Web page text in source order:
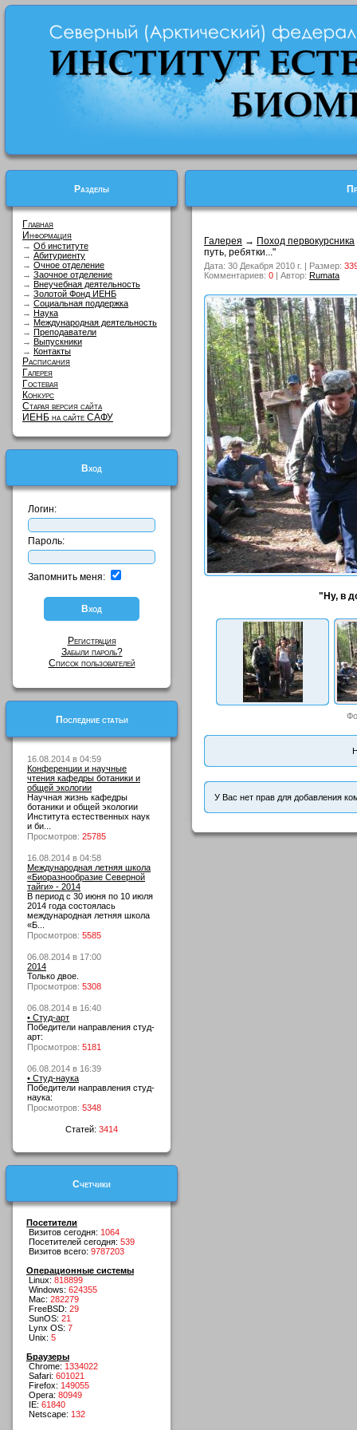
Разделы
Главная
Информация
→ Об институте
→ Абитуриенту
→ Очное отделение
→ Заочное отделение
→ Внеучебная деятельность
→ Золотой Фонд ИЕНБ
→ Социальная поддержка
→ Наука
→ Международная деятельность
→ Преподаватели
→ Выпускники
→ Контакты
Расписания
Галерея
Гостевая
Конкурс
Старая версия сайта
ИЕНБ на сайте САФУ
Вход
Логин:
Пароль:
Запомнить меня:
Регистрация
Забыли пароль?
Список пользователей
Последние статьи
16.08.2014 в 04:59
Конференции и научные
чтения кафедры ботаники и
общей экологии
Научная жизнь кафедры
ботаники и общей экологии
Института естественных наук
и би...
Просмотров: 25785
16.08.2014 в 04:58
Международная летняя школа
«Биоразнообразие Северной
тайги» - 2014
В период с 30 июня по 10 июля
2014 года состоялась
международная летняя школа
«Б...
Просмотров: 5585
06.08.2014 в 17:00
2014
Только двое.
Просмотров: 5308
06.08.2014 в 16:40
• Студ-арт
Победители направления студ-
арт:
Просмотров: 5181
06.08.2014 в 16:39
• Студ-наука
Победители направления студ-
наука:
Просмотров: 5348
Статей: 3414
Счетчики
Посетители
Визитов сегодня: 1064
Посетителей сегодня: 539
Визитов всего: 9787203
Операционные системы
Linux: 818899
Windows: 624355
Mac: 282279
FreeBSD: 29
SunOS: 21
Lynx OS: 7
Unix: 5
Браузеры
Chrome: 1334022
Safari: 601021
Firefox: 149055
Opera: 80949
IE: 61840
Netscape: 132
Галерея → Поход первокурсника
путь, ребятки..."
Дата: 30 Декабря 2010 г. | Размер:
Комментариев: 0 | Автор: Rumata
"Ну, в
У Вас нет прав для добавления